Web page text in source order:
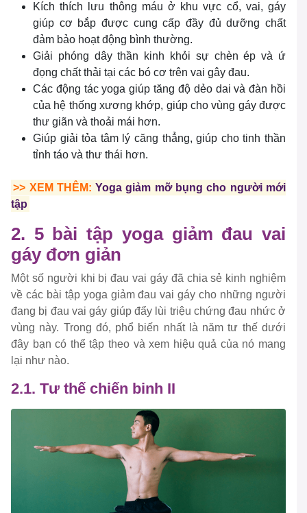
Kích thích lưu thông máu ở khu vực cổ, vai, gáy
giúp cơ bắp được cung cấp đầy đủ dưỡng chất
đảm bảo hoạt động bình thường.
Giải phóng dây thần kinh khỏi sự chèn ép và ứ
đọng chất thải tại các bó cơ trên vai gây đau.
Các động tác yoga giúp tăng độ dẻo dai và đàn hồi
của hệ thống xương khớp, giúp cho vùng gáy được
thư giãn và thoải mái hơn.
Giúp giải tỏa tâm lý căng thẳng, giúp cho tinh thần
tỉnh táo và thư thái hơn.
>> XEM THÊM:Yoga giảm mỡ bụng cho người mới
tập
2. 5 bài tập yoga giảm đau vai
gáy đơn giản
Một số người khi bị đau vai gáy đã chia sẻ kinh nghiệm
về các bài tập yoga giảm đau vai gáy cho những người
đang bị đau vai gáy giúp đẩy lùi triệu chứng đau nhức ở
vùng này. Trong đó, phổ biến nhất là năm tư thế dưới
đây bạn có thể tập theo và xem hiệu quả của nó mang
lại như nào.
2.1. Tư thế chiến binh II